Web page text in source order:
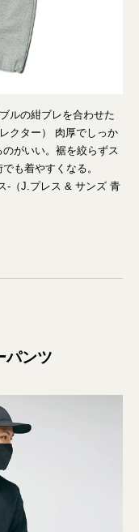
ルの紺ブレを合わせた
クター） 肉厚でしっか
がいい。裾を絞らずス
も着やすくなる。
-（J.プレス & サンズ 青
パンツ